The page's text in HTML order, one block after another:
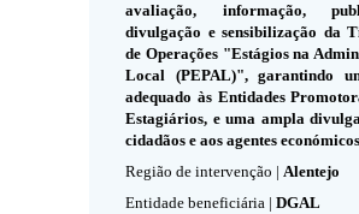
avaliação, informação,
divulgação e sensibilização da
de Operações "Estágios na
Local (PEPAL)", garantindo
adequado às Entidades
Estagiários, e uma ampla
cidadãos e aos agentes
Região de intervenção | Alentejo
Entidade beneficiária | DGAL